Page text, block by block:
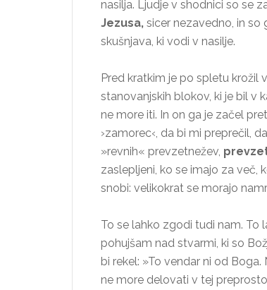
nasilja. Ljudje v shodnici so se
Jezusa, sicer nezavedno, in so
skušnjava, ki vodi v nasilje.
Pred kratkim je po spletu
stanovanjskih blokov, ki je bil v
ne more iti. In on ga je začel
›zamorec‹, da bi mi preprečil,
»revnih« prevzetnežev,
zaslepljeni, ko se imajo za več,
snobi: velikokrat se morajo
To se lahko zgodi tudi nam. To
pohujšam nad stvarmi, ki so
bi rekel: »To vendar ni od
ne more delovati v tej